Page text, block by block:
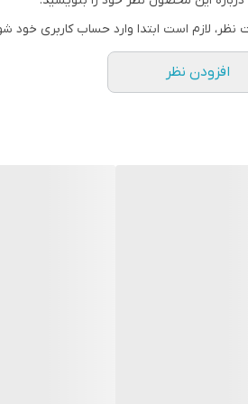
نظر، لازم است ابتدا وارد حساب کاربری خود
افزودن نظر